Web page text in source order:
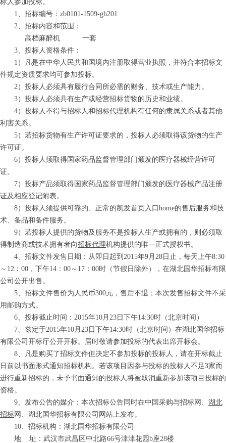
标人参加投标。
1、招标编号： zb0101-1509-gh201
2、招标内容和范围：
高档麻醉机 一套
3、 投标人资格条件：
1）凡是在中华人民共和国境内注册取得营业执照，并符合本招标文
件规定资质要求均可参加投标。
2）投标人必须具有履行合同所必需的财务、技术或生产能力。
3）投标人必须具有生产或经营招标货物的历史和业绩。
4）投标人不得与招标人和招标代理机构有任何的隶属关系或者其他
利害关系。
5）若招标货物有生产许可证要求的，投标人必须取得该货物的生产
许可证。
6）投标人须取得国家药品监督管理部门颁发的医疗器械经营许可
证。
7）投标产品须取得国家药品监督管理部门颁发的医疗器械产品注册
证及相应登记附表。
8）投标人须提供可靠的、正常的凯发首页入口home的售后服务和技
术、备品和备件服务。
9）若投标人提供的货物及服务不是投标人生产或拥有的，则必须取
得制造商或技术拥有者向招标代理机构提供的唯一正式授权书。
4、招标文件发售日期：从即日起到2015年9月 28 日止，每天上午8:30
～ 12：00，下午14：00 ～ 17：00时（节假日除外），在湖北国华招标有限
公司公开出售。
5、招标文件售价为人民币300元，售后不退 ； 本次发售招标文件不采
用邮购方式。
6、投标截止时间：2015年10月 23 日 下午14:30时（北京时间）
7、兹定于2015年10月 23 日 下午14:30时（北京时间）在湖北国华招标
有限公司开标厅公开开标。届时敬请参加投标的代表出席开标会。
8、凡是购买了招标文件但决定不参加投标的投标人，请在开标截止
日前以书面形式通知招标机构。若该项目因参与投标的投标人不足3家而
进行重新招标的，未予书面通知的投标人将被取消重新参加该项目投标的
资格。
9、发布公告的媒介：本次招标公告同时在中国采购与招标网、 湖北
招标网、湖北国华招标有限公司网站上发布。
10、招标机构：湖北国华招标有限公司
地 址：武汉市武昌区中北路66号津津花园b座28楼